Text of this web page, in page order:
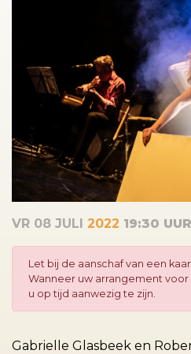
VR 08 JULI 2022 19:30 UUR
Let bij de aanschaf van een
Wanneer uw arrangement
u op tijd aanwezig te zijn.
Gabrielle Glasbeek en